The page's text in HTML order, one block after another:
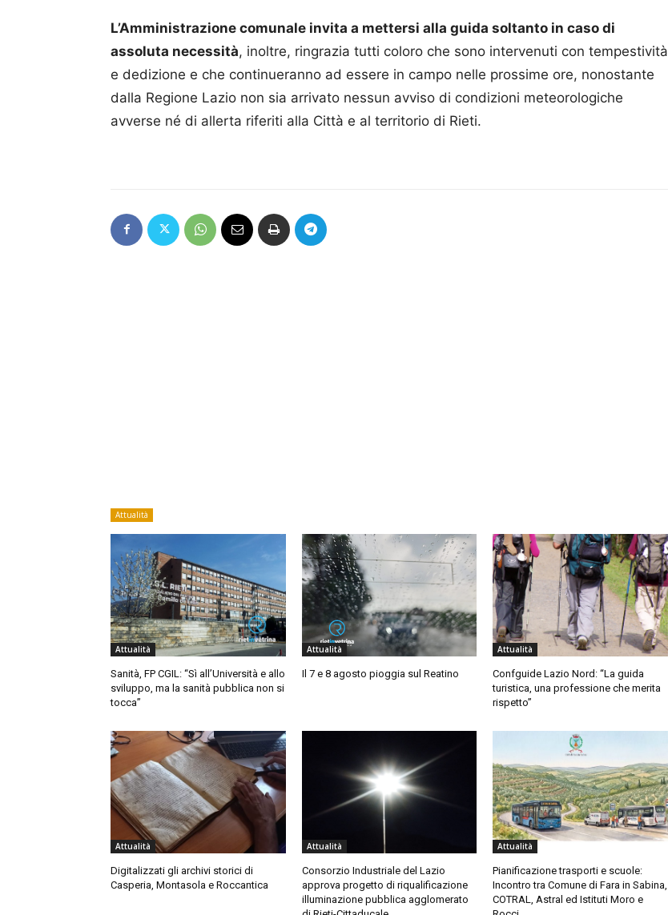
L’Amministrazione comunale invita a mettersi alla guida soltanto in caso di
assoluta necessità, inoltre, ringrazia tutti coloro che sono intervenuti con tempestività
e dedizione e che continueranno ad essere in campo nelle prossime ore, nonostante
dalla Regione Lazio non sia arrivato nessun avviso di condizioni meteorologiche
avverse né di allerta riferiti alla Città e al territorio di Rieti.
Attualità
Attualità
Sanità, FP CGIL: “Sì all’Università e allo
sviluppo, ma la sanità pubblica non si
tocca”
Attualità
Il 7 e 8 agosto pioggia sul Reatino
Attualità
Confguide Lazio Nord: “La guida
turistica, una professione che merita
rispetto”
Attualità
Digitalizzati gli archivi storici di
Casperia, Montasola e Roccantica
Attualità
Consorzio Industriale del Lazio
approva progetto di riqualificazione
illuminazione pubblica agglomerato
Attualità
Pianificazione trasporti e scuole:
Incontro tra Comune di Fara in Sabina,
COTRAL, Astral ed Istituti Moro e